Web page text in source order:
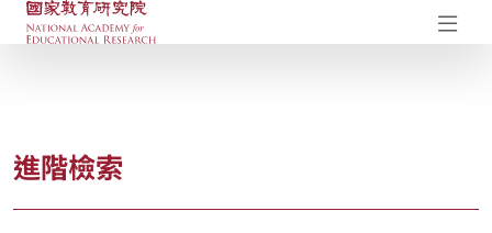
國家教育研究院-研究成果典藏庫
進階檢索